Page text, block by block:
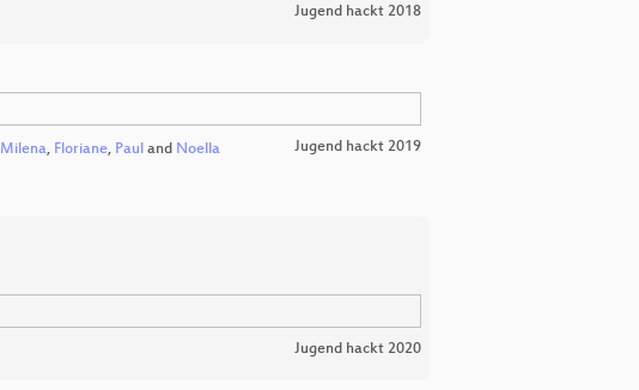
Jugend hackt 2018
Milena, Floriane, Paul and Noella Jugend hackt 2019
Jugend hackt 2020